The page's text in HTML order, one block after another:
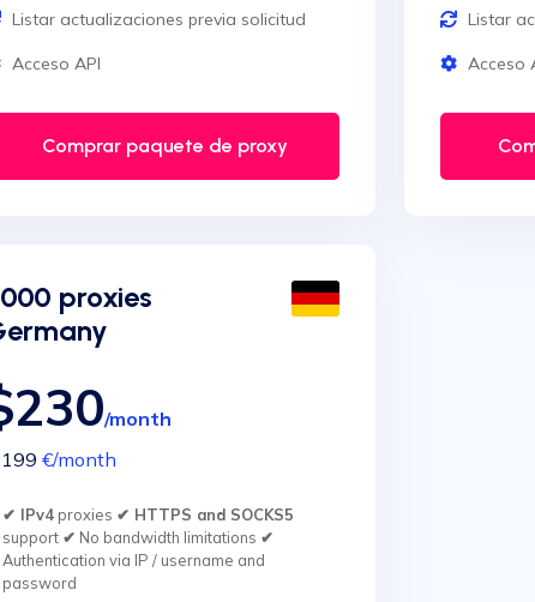
Listar actualizaciones previa solicitud
Acceso API
Comprar paquete de proxy
Listar
Acceso
proxies
/month
€/month
✔ IPv4proxies ✔ HTTPS and SOCKS5
support ✔ No bandwidth limitations ✔
Authentication via IP / username and
password